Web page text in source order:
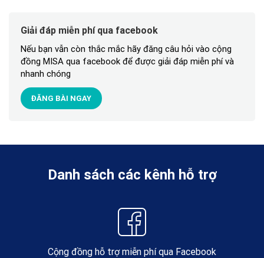
Giải đáp miễn phí qua facebook
Nếu bạn vẫn còn thắc mắc hãy đăng câu hỏi vào cộng
đồng MISA qua facebook để được giải đáp miễn phí và
nhanh chóng
ĐĂNG BÀI NGAY
Danh sách các kênh hỗ trợ
Cộng đồng hỗ trợ miễn phí qua Facebook